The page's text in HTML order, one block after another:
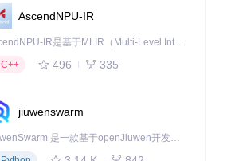
AscendNPU-IR
AscendNPU-IR是基于MLIR（Multi-Level Intermediate Representation）构建的，面向昇腾亲和算子编译时使用的中间表示，提供昇腾完备表达能力，通过编译优化提升昇腾AI处理器计算效率，支持通过生态框架使能昇腾AI处理器与深度调优
C++
496 335
jiuwenswarm
JiuwenSwarm 是一款基于openJiuwen开发的智能AI Agent，它能够将大语言模型的强大能力，通过你日常使用的各类通讯应用，直接延伸至你的指尖。